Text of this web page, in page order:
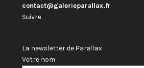
contact@galerieparallax.fr
Suivre
La newsletter de Parallax
Votre nom